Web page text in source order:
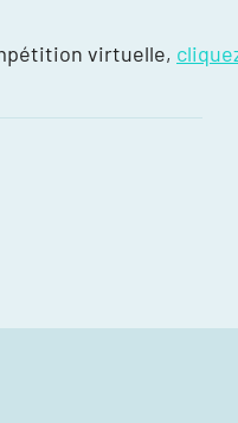
virtuelle,